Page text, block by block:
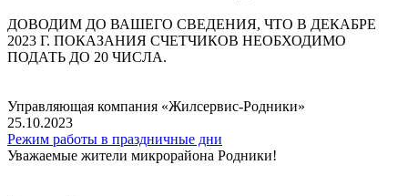
ДОВОДИМ ДО ВАШЕГО СВЕДЕНИЯ, ЧТО В ДЕКАБРЕ
2023 Г. ПОКАЗАНИЯ СЧЕТЧИКОВ НЕОБХОДИМО
ПОДАТЬ ДО 20 ЧИСЛА.
Управляющая компания «Жилсервис-Родники»
25.10.2023
Режим работы в праздничные дни
Уважаемые жители микрорайона Родники!